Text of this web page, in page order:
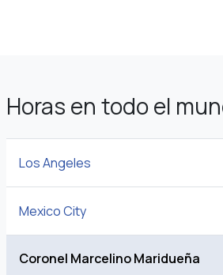
Horas en todo el
Los Angeles
Mexico City
Coronel Marcelino Maridueña